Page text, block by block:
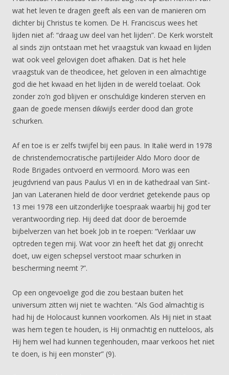
wat het leven te dragen geeft als een van de manieren om
dichter bij Christus te komen. De H. Franciscus wees het
lijden niet af: “draag uw deel van het lijden”. De Kerk worstelt
al sinds zijn ontstaan met het vraagstuk van kwaad en lijden
wat ook veel gelovigen doet afhaken. Dat is het hele
vraagstuk van de theodicee, het geloven in een almachtige
god die het kwaad en het lijden in de wereld toelaat. Ook
zonder zo’n god blijven er onschuldige kinderen sterven en
gaan de goede mensen dikwijls eerder dood dan grote
schurken.
Af en toe is er zelfs twijfel bij een paus. In Italië werd in 1978
de christendemocratische partijleider Aldo Moro door de
Rode Brigades ontvoerd en vermoord. Moro was een
jeugdvriend van paus Paulus VI en in de kathedraal van Sint-
Jan van Lateranen hield de door verdriet getekende paus op
13 mei 1978 een uitzonderlijke toespraak waarbij hij god ter
verantwoording riep. Hij deed dat door de beroemde
bijbelverzen van het boek Job in te roepen: “Verklaar uw
optreden tegen mij. Wat voor zin heeft het dat gij onrecht
doet, uw eigen schepsel verstoot maar schurken in
bescherming neemt ?”.
Op een ongevoelige god die zou bestaan buiten het
universum zitten wij niet te wachten. “Als God almachtig is
had hij de Holocaust kunnen voorkomen. Als Hij niet in staat
was hem tegen te houden, is Hij onmachtig en nutteloos, als
Hij hem wel had kunnen tegenhouden, maar verkoos het niet
te doen, is hij een monster” (9).